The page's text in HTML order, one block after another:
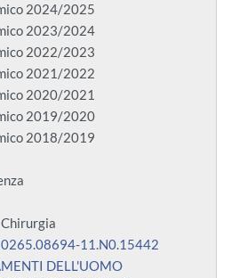
2024/2025
2023/2024
2022/2023
2021/2022
2020/2021
2019/2020
2018/2019
11.N0.15442
DELL'UOMO